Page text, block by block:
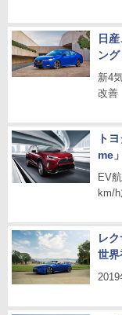
日
ン
新4
改善
ト
me
EV
km/
レ
世界